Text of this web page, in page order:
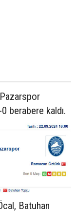
berabere kaldı.
Batuhan